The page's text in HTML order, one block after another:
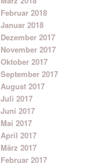
Februar 2018
Januar 2018
Dezember 2017
November 2017
Oktober 2017
September 2017
August 2017
Juli 2017
Juni 2017
Mai 2017
April 2017
März 2017
Februar 2017